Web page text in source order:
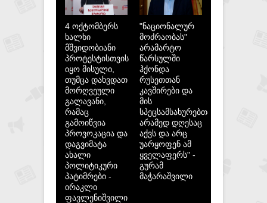
4 ოქტომბერს
ხალხი
მშვიდობიანი
პროტესტისთვის
იყო მისული,
თუმცა დახვდათ
მორღვეული
გალავანი,
რამაც
გამოიწვია
პროვოკაცია და
დაგვიმატა
ახალი
პოლიტიკური
პატიმრები -
ირაკლი
ფავლენიშვილი
"ნაციონალურ
მოძრაობას"
არამარტო
წარსულში
ჰქონდა
რუსეთთან
კავშირები და
მის
სპეცსამსახურებთან,
არამედ დღესაც
აქვს და არც
უარყოფენ ამ
ყველაფერს" -
გურამ
მაჭარაშვილი